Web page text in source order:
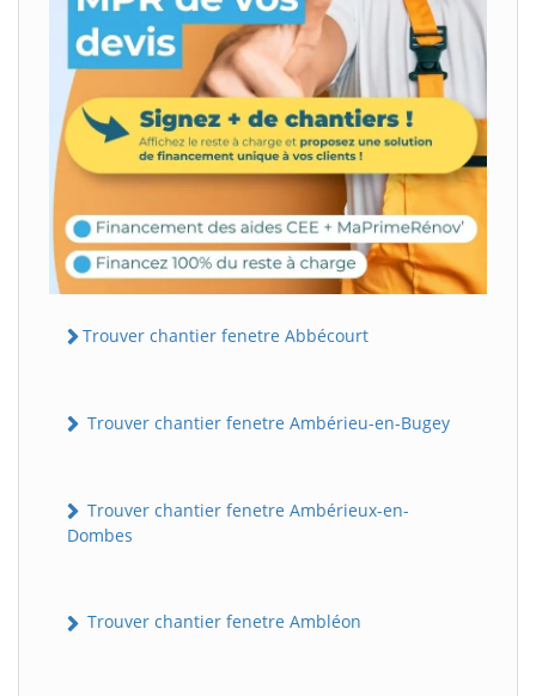
Trouver chantier fenetre Abbécourt
Trouver chantier fenetre Ambérieu-en-Bugey
Trouver chantier fenetre Ambérieux-en-
Dombes
Trouver chantier fenetre Ambléon